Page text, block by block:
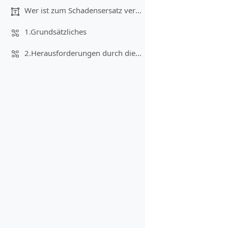
Wer ist zum Schadensersatz verpflichtet, wenn eine...
1.Grundsätzliches
2.Herausforderungen durch die Autonomik